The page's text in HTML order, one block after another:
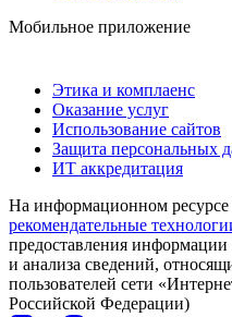
Мобильное приложение
Этика и комплаенс
Оказание услуг
Использование сайтов
Защита персональных
ИТ аккредитация
На информационном ресурсе
рекомендательные
предоставления информации
и анализа сведений,
пользователей сети
Российской Федерации)